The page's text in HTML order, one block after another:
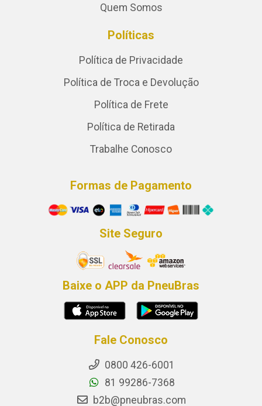
Quem Somos
Políticas
Política de Privacidade
Política de Troca e Devolução
Política de Frete
Política de Retirada
Trabalhe Conosco
Formas de Pagamento
Site Seguro
Baixe o APP da PneuBras
Fale Conosco
0800 426-6001
81 99286-7368
b2b@pneubras.com